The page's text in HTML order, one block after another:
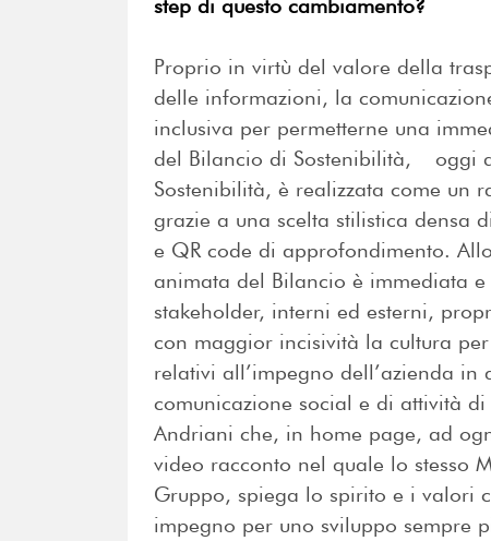
step di questo cambiamento?
Proprio in virtù del valore della
delle informazioni, la
inclusiva per permetterne una
del Bilancio di Sostenibilità, oggi
Sostenibilità, è realizzata come un
grazie a una scelta stilistica densa
e QR code di approfondimento.
animata del Bilancio è immediata
stakeholder, interni ed esterni,
con maggior incisività la cultura
relativi all’impegno dell’azienda
comunicazione social e di attività
Andriani che, in home page, ad
video racconto nel quale lo stesso
Gruppo, spiega lo spirito e i valori
impegno per uno sviluppo sempre